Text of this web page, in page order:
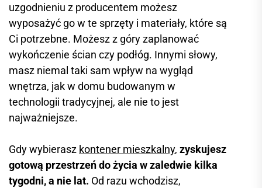
uzgodnieniu z producentem możesz
wyposażyć go w te sprzęty i materiały, które są
Ci potrzebne. Możesz z góry zaplanować
wykończenie ścian czy podłóg. Innymi słowy,
masz niemal taki sam wpływ na wygląd
wnętrza, jak w domu budowanym w
technologii tradycyjnej, ale nie to jest
najważniejsze.
Gdy wybierasz kontener mieszkalny, zyskujesz
gotową przestrzeń do życia w zaledwie kilka
tygodni, a nie lat. Od razu wchodzisz,